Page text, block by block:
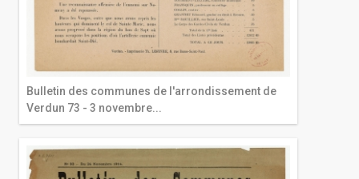
Bulletin des communes de l'arrondissement de
Verdun 73 - 3 novembre...